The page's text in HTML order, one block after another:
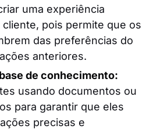
uma experiência
pois permite que os
das preferências do
anteriores.
de conhecimento:
usando documentos ou
para garantir que eles
precisas e